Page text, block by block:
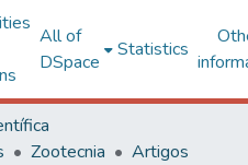
All of
DSpace
Statistics
Zootecnia
Artigos